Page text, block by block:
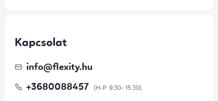
Kapcsolat
info@flexity.hu
+3680088457